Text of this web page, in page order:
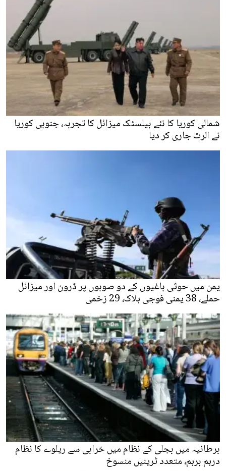
شمالی کوریا کا نئے بیلسٹک میزائل کا تجربہ، جنوبی کوریا
نے الرٹ جاری کر دیا
یمن میں حوثی باغیوں کے دو صوبوں پر ڈرون اور میزائل
حملے، 38 یمنی فوجی ہلاک، 29 زخمی
برطانیہ میں بجلی کے نظام میں خرابی سے ریلوے کا نظام
درہم برہم، متعدد ٹرینیں منسوخ